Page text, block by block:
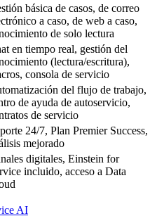
básica de casos, de correo
a caso, de web a caso,
de solo lectura
en tiempo real, gestión del
(lectura/escritura),
consola de servicio
del flujo de trabajo,
de ayuda de autoservicio,
de servicio
24/7, Plan Premier Success,
mejorado
digitales, Einstein for
incluido, acceso a Data
AI